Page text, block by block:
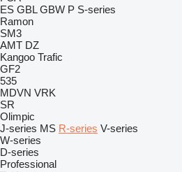
ES GBL GBW P S-series
Ramon
SM3
AMT DZ
Kangoo Trafic
GF2
535
MDVN VRK
SR
Olimpic
J-series MS R-series V-series
W-series
D-series
Professional